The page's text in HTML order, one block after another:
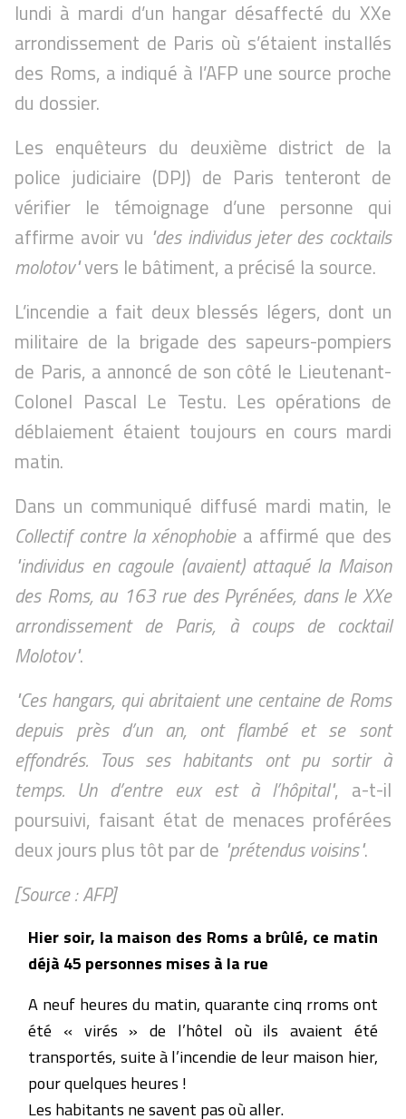
lundi à mardi d’un hangar désaffecté du XXe
arrondissement de Paris où s’étaient installés
des Roms, a indiqué à l’AFP une source proche
du dossier.
Les enquêteurs du deuxième district de la
police judiciaire (DPJ) de Paris tenteront de
vérifier le témoignage d’une personne qui
affirme avoir vu "des individus jeter des cocktails
molotov"vers le bâtiment, a précisé la source.
L’incendie a fait deux blessés légers, dont un
militaire de la brigade des sapeurs-pompiers
de Paris, a annoncé de son côté le Lieutenant-
Colonel Pascal Le Testu. Les opérations de
déblaiement étaient toujours en cours mardi
matin.
Dans un communiqué diffusé mardi matin, le
Collectif contre la xénophobiea affirmé que des
"individus en cagoule (avaient) attaqué la Maison
des Roms, au 163 rue des Pyrénées, dans le XXe
arrondissement de Paris, à coups de cocktail
Molotov".
"Ces hangars, qui abritaient une centaine de Roms
depuis près d’un an, ont flambé et se sont
effondrés. Tous ses habitants ont pu sortir à
temps. Un d’entre eux est à l’hôpital", a-t-il
poursuivi, faisant état de menaces proférées
deux jours plus tôt par de "prétendus voisins".
[Source : AFP]
Hier soir, la maison des Roms a brûlé, ce matin
déjà 45 personnes mises à la rue
A neuf heures du matin, quarante cinq rroms ont
été « virés » de l’hôtel où ils avaient été
transportés, suite à l’incendie de leur maison hier,
pour quelques heures !
Les habitants ne savent pas où aller.